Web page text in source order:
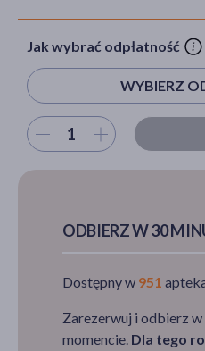
Hit
Jak wybrać odpłatność
WYBIERZ
Wybierz ilość
ODBIERZ W 30
Dostępny w 951
Zarezerwuj i odbierz
momencie. Dla tego